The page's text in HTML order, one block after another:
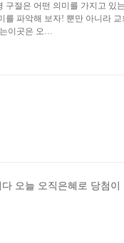
절은 어떤 의미를 가지고 있
파악해 보자! 뿐만 아니라
이곳은 오…
오늘 오직은혜로 당첨이